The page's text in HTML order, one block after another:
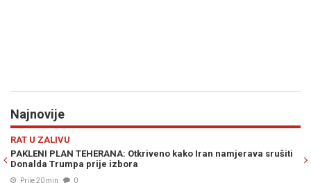
Najnovije
RAT U ZALIVU
PAKLENI PLAN TEHERANA: Otkriveno kako Iran namjerava srušiti
Donalda Trumpa prije izbora
Prije 20 min 0